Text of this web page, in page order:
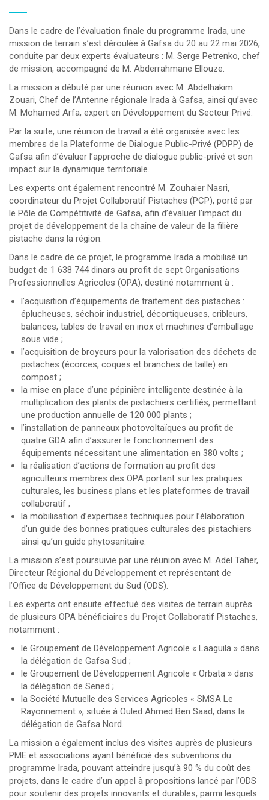
Dans le cadre de l’évaluation finale du programme Irada, une
mission de terrain s’est déroulée à Gafsa du 20 au 22 mai 2026,
conduite par deux experts évaluateurs : M. Serge Petrenko, chef
de mission, accompagné de M. Abderrahmane Ellouze.
La mission a débuté par une réunion avec M. Abdelhakim
Zouari, Chef de l’Antenne régionale Irada à Gafsa, ainsi qu’avec
M. Mohamed Arfa, expert en Développement du Secteur Privé.
Par la suite, une réunion de travail a été organisée avec les
membres de la Plateforme de Dialogue Public-Privé (PDPP) de
Gafsa afin d’évaluer l’approche de dialogue public-privé et son
impact sur la dynamique territoriale.
Les experts ont également rencontré M. Zouhaier Nasri,
coordinateur du Projet Collaboratif Pistaches (PCP), porté par
le Pôle de Compétitivité de Gafsa, afin d’évaluer l’impact du
projet de développement de la chaîne de valeur de la filière
pistache dans la région.
Dans le cadre de ce projet, le programme Irada a mobilisé un
budget de 1 638 744 dinars au profit de sept Organisations
Professionnelles Agricoles (OPA), destiné notamment à :
l’acquisition d’équipements de traitement des pistaches :
éplucheuses, séchoir industriel, décortiqueuses, cribleurs,
balances, tables de travail en inox et machines d’emballage
sous vide ;
l’acquisition de broyeurs pour la valorisation des déchets de
pistaches (écorces, coques et branches de taille) en
compost ;
la mise en place d’une pépinière intelligente destinée à la
multiplication des plants de pistachiers certifiés, permettant
une production annuelle de 120 000 plants ;
l’installation de panneaux photovoltaïques au profit de
quatre GDA afin d’assurer le fonctionnement des
équipements nécessitant une alimentation en 380 volts ;
la réalisation d’actions de formation au profit des
agriculteurs membres des OPA portant sur les pratiques
culturales, les business plans et les plateformes de travail
collaboratif ;
la mobilisation d’expertises techniques pour l’élaboration
d’un guide des bonnes pratiques culturales des pistachiers
ainsi qu’un guide phytosanitaire.
La mission s’est poursuivie par une réunion avec M. Adel Taher,
Directeur Régional du Développement et représentant de
l’Office de Développement du Sud (ODS).
Les experts ont ensuite effectué des visites de terrain auprès
de plusieurs OPA bénéficiaires du Projet Collaboratif Pistaches,
notamment :
le Groupement de Développement Agricole « Laaguila » dans
la délégation de Gafsa Sud ;
le Groupement de Développement Agricole « Orbata » dans
la délégation de Sened ;
la Société Mutuelle des Services Agricoles « SMSA Le
Rayonnement », située à Ouled Ahmed Ben Saad, dans la
délégation de Gafsa Nord.
La mission a également inclus des visites auprès de plusieurs
PME et associations ayant bénéficié des subventions du
programme Irada, pouvant atteindre jusqu’à 90 % du coût des
projets, dans le cadre d’un appel à propositions lancé par l’ODS
pour soutenir des projets innovants et durables, parmi lesquels